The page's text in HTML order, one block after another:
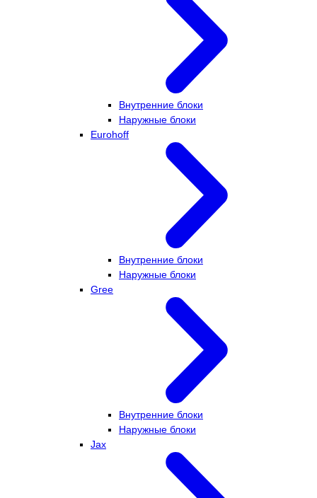
Внутренние блоки
Наружные блоки
Eurohoff
Внутренние блоки
Наружные блоки
Gree
Внутренние блоки
Наружные блоки
Jax